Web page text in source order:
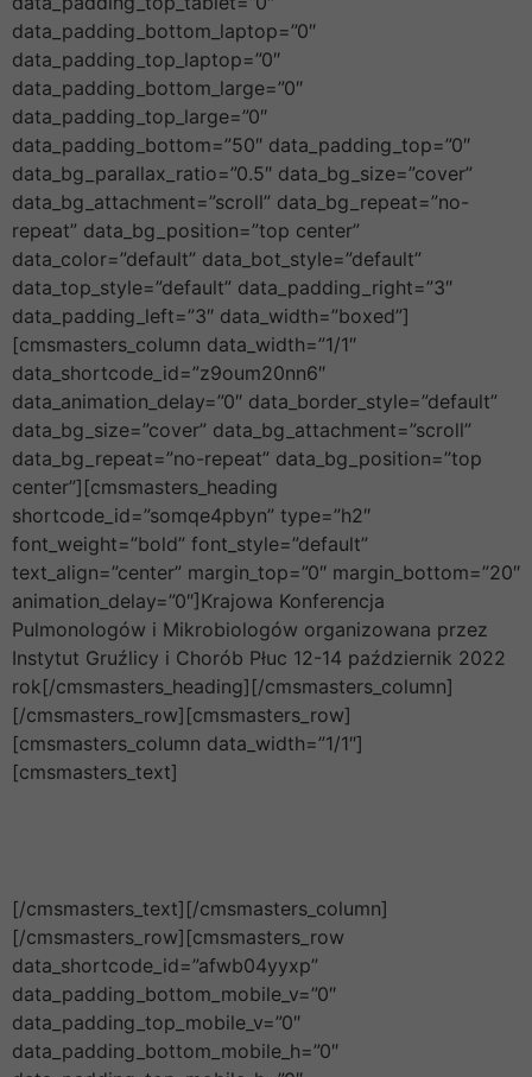
data_padding_bottom_laptop=”0″
data_padding_top_laptop=”0″
data_padding_bottom_large=”0″
data_padding_top_large=”0″
data_padding_bottom=”50″ data_padding_top=”0″
data_bg_parallax_ratio=”0.5″ data_bg_size=”cover”
data_bg_attachment=”scroll” data_bg_repeat=”no-
repeat” data_bg_position=”top center”
data_color=”default” data_bot_style=”default”
data_top_style=”default” data_padding_right=”3″
data_padding_left=”3″ data_width=”boxed”]
[cmsmasters_column data_width=”1/1″
data_shortcode_id=”z9oum20nn6″
data_animation_delay=”0″ data_border_style=”default”
data_bg_size=”cover” data_bg_attachment=”scroll”
data_bg_repeat=”no-repeat” data_bg_position=”top
center”][cmsmasters_heading
shortcode_id=”somqe4pbyn” type=”h2″
font_weight=”bold” font_style=”default”
text_align=”center” margin_top=”0″ margin_bottom=”20″
animation_delay=”0″]Krajowa Konferencja
Pulmonologów i Mikrobiologów organizowana przez
Instytut Gruźlicy i Chorób Płuc 12-14 październik 2022
rok[/cmsmasters_heading][/cmsmasters_column]
[/cmsmasters_row][cmsmasters_row]
[cmsmasters_column data_width=”1/1″]
[cmsmasters_text]
[/cmsmasters_text][/cmsmasters_column]
[/cmsmasters_row][cmsmasters_row
data_shortcode_id=”afwb04yyxp”
data_padding_bottom_mobile_v=”0″
data_padding_top_mobile_v=”0″
data_padding_bottom_mobile_h=”0″